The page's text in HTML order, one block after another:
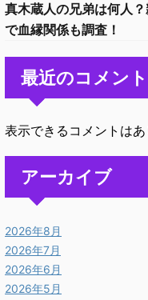
真木蔵人の兄弟は何人
で血縁関係も調査！
最近のコメント
表示できるコメントはあ
アーカイブ
2026年8月
2026年7月
2026年6月
2026年5月